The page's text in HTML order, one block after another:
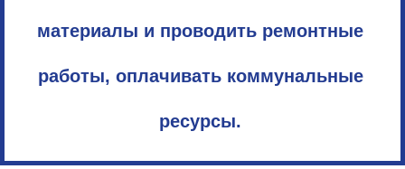
материалы и проводить ремонтные
работы, оплачивать коммунальные
ресурсы.